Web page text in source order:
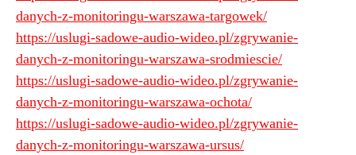
danych-z-monitoringu-warszawa-targowek/
https://uslugi-sadowe-audio-wideo.pl/zgrywanie-
danych-z-monitoringu-warszawa-srodmiescie/
https://uslugi-sadowe-audio-wideo.pl/zgrywanie-
danych-z-monitoringu-warszawa-ochota/
https://uslugi-sadowe-audio-wideo.pl/zgrywanie-
danych-z-monitoringu-warszawa-ursus/